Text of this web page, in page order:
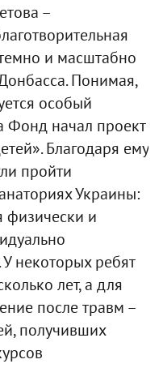
–
и масштабно
Понимая,
особый
Фонд начал проект
Благодаря ему
пройти
Украины:
физически и
некоторых ребят
лет, а для
после травм –
получивших